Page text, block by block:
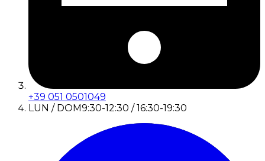
+39 051 0501049
LUN / DOM9:30-12:30 / 16:30-19:30